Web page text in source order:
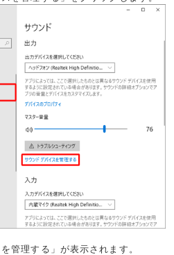
管理する」が表示されます。